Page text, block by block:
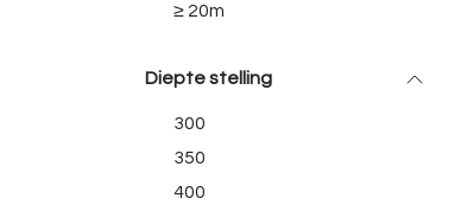
≥ 20m
Diepte stelling
300
350
400